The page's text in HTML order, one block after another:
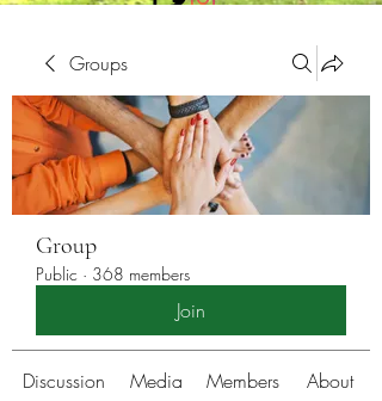
Groups
Group
Public · 368 members
Join
Discussion Media Members About